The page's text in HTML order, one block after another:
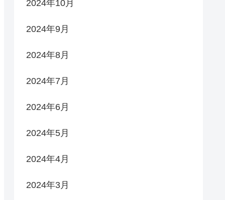
2024年10月
2024年9月
2024年8月
2024年7月
2024年6月
2024年5月
2024年4月
2024年3月